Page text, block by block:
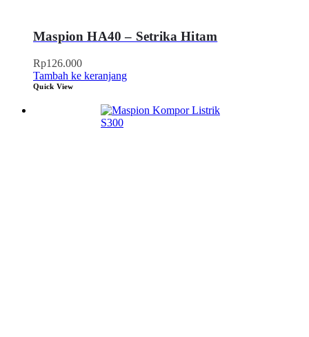
Maspion HA40 – Setrika Hitam
Rp126.000
Tambah ke keranjang
Quick View